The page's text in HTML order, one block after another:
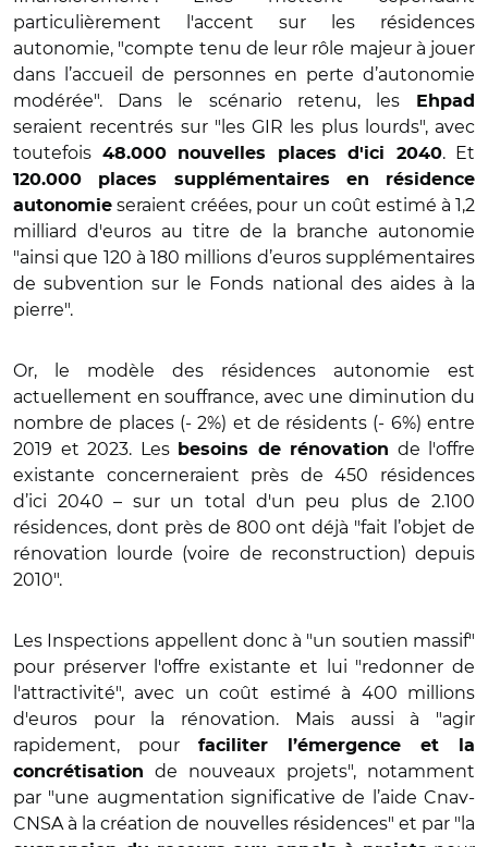
particulièrement l'accent sur les résidences
autonomie, "compte tenu de leur rôle majeur à jouer
dans l’accueil de personnes en perte d’autonomie
modérée". Dans le scénario retenu, lesEhpad
seraient recentrés sur "les GIR les plus lourds", avec
toutefois
48.000 nouvelles places d'ici 2040. Et
120.000 places supplémentaires en résidence
autonomie seraient créées, pour un coût estimé à 1,2
milliard d'euros au titre de la branche autonomie
"ainsi que 120 à 180 millions d’euros supplémentaires
de subvention sur le Fonds national des aides à la
pierre".
Or, le modèle des résidences autonomie est
actuellement en souffrance, avec une diminution du
nombre de places (- 2%) et de résidents (- 6%) entre
2019 et 2023. Les
besoins de rénovation de l'offre
existante concerneraient près de 450 résidences
d’ici 2040 – sur un total d'un peu plus de 2.100
résidences, dont près de 800 ont déjà "fait l’objet de
rénovation lourde (voire de reconstruction) depuis
2010".
Les Inspections appellent donc à "un soutien massif"
pour préserver l'offre existante et lui "redonner de
l'attractivité", avec un coût estimé à 400 millions
d'euros pour la rénovation. Mais aussi à "agir
rapidement, pour faciliter l’émergence et la
concrétisation
de nouveaux projets", notamment
par "une augmentation significative de l’aide Cnav-
CNSA à la création de nouvelles résidences" et par "la